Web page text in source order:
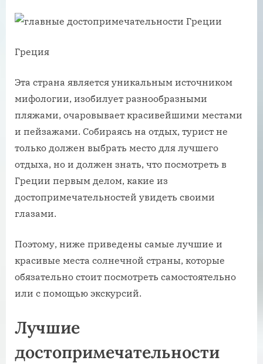
Греция
Эта страна является уникальным источником
мифологии, изобилует разнообразными
пляжами, очаровывает красивейшими местами
и пейзажами. Собираясь на отдых, турист не
только должен выбрать место для лучшего
отдыха, но и должен знать, что посмотреть в
Греции первым делом, какие из
достопримечательностей увидеть своими
глазами.
Поэтому, ниже приведены самые лучшие и
красивые места солнечной страны, которые
обязательно стоит посмотреть самостоятельно
или с помощью экскурсий.
Лучшие
достопримечательности